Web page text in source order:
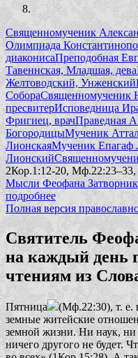
Священномученик
Олимпиада
диаконисаПреподобная
Тавеннская, Младшая, дева
Желтоводский, Унженский
СобораСвященномученик
пресвитерИсповедница
Фригиец, врачПраведная
БогородицыМученик
ЛионскаяМученик Епагаф
Лионский
2Кор.1:12-20, Мф.22:23–33,
Мысли Феофана
подробнее
Полная версия
Святитель
на каждый день
чтениям из
Пятница
(Мф.22:30), т. е.
земные житейские
земной жизни. Ни наук, ни
ничего другого не будет.